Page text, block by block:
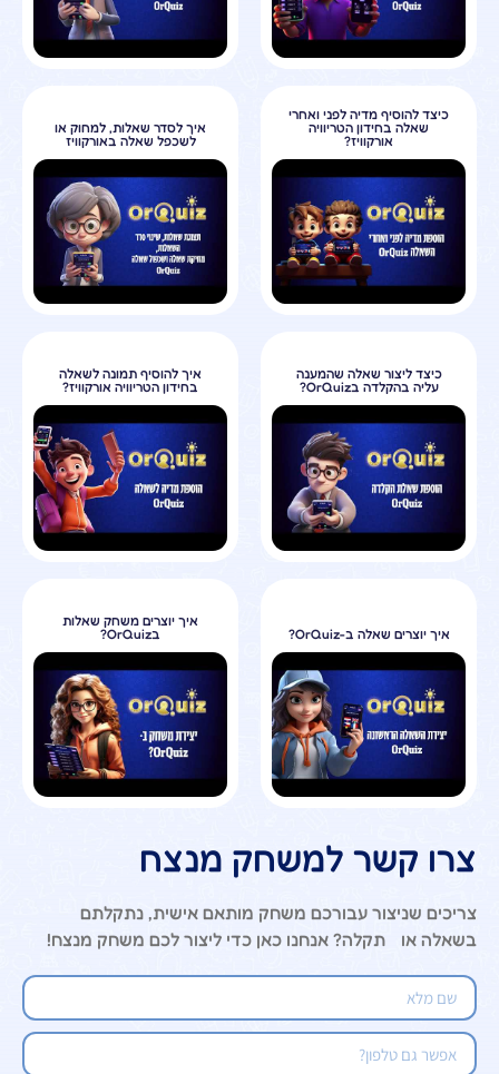
כיצד להוסיף מדיה לפני ואחרי
שאלה בחידון הטריוויה
אורקוויז?
איך לסדר שאלות, למחוק או
לשכפל שאלה באורקוויז
כיצד ליצור שאלה שהמענה
עליה בהקלדה בOrQuiz?
איך להוסיף תמונה לשאלה
בחידון הטריוויה אורקוויז?
איך יוצרים שאלה ב-OrQuiz?
איך יוצרים משחק שאלות
בOrQuiz?
צרו קשר למשחק מנצח
צריכים שניצור עבורכם משחק מותאם אישית, נתקלתם
בשאלה או תקלה? אנחנו כאן כדי ליצור לכם משחק מנצח!